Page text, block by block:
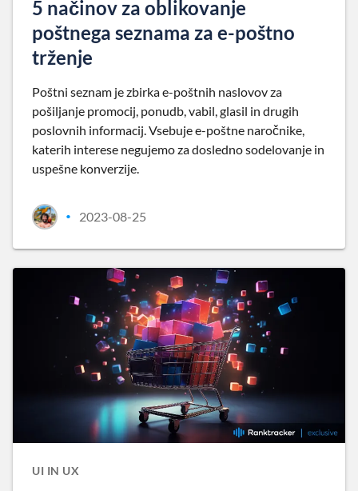
5 načinov za oblikovanje
poštnega seznama za e-poštno
trženje
Poštni seznam je zbirka e-poštnih naslovov za
pošiljanje promocij, ponudb, vabil, glasil in drugih
poslovnih informacij. Vsebuje e-poštne naročnike,
katerih interese negujemo za dosledno sodelovanje in
uspešne konverzije.
• 2023-08-25
UI IN UX